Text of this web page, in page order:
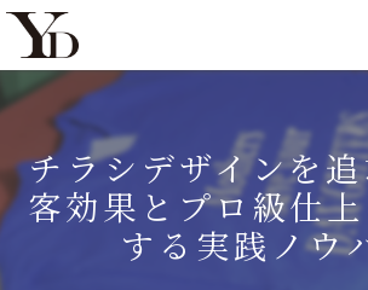
チラシデザインを
客効果とプロ級仕
する実践ノウ